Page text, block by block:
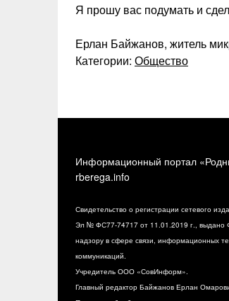
Я прошу вас подумать и
Ерлан Байжанов, житель
Категории: Общество
Информационный портал
rberega.info
Свидетельство о регистрации сетевого
Эл № ФС77-74717 от 11.01.2019 г., выдано
надзору в сфере связи, информационных
коммуникаций.
Учредитель ООО «СовИнформ».
Главный редактор Байжанов Ерлан